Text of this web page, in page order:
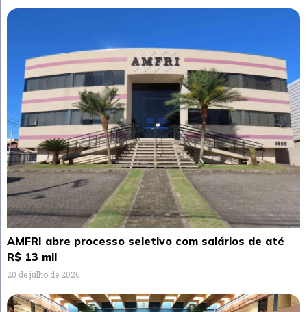
AMFRI abre processo seletivo com salários de até
R$ 13 mil
20 de julho de 2026